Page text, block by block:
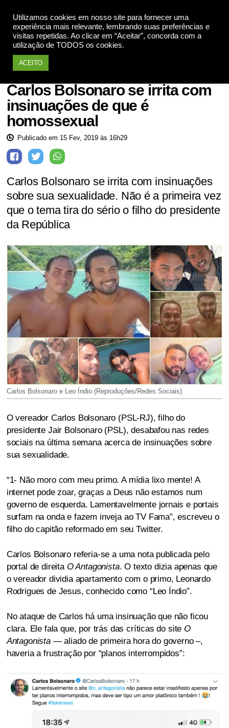
Utilizamos cookies em nosso site para fornecer uma
experiência mais relevante, lembrando suas preferências e
visitas repetidas. Ao clicar em “Aceitar”, concorda com a
utilização de TODOS os cookies.
ACEITO
Homofobia
Carlos Bolsonaro se irrita com
insinuações de que é
homossexual
Publicado em 15 Fev, 2019 às 16h29
Carlos Bolsonaro se irrita com insinuações
sobre sua sexualidade. Não é a primeira vez
que o tema tira do sério o filho do presidente
da República
Carlos Bolsonaro e Leo Índio (Reproduções/Redes Sociais)
O vereador Carlos Bolsonaro (PSL-RJ), filho do
presidente Jair Bolsonaro (PSL), desabafou nas redes
sociais na última semana acerca de insinuações sobre
sua sexualidade.
“1- Não moro com meu primo. A mídia lixo mente! A
internet pode zoar, graças a Deus não estamos num
governo de esquerda. Lamentavelmente jornais e portais
surfam na onda e fazem inveja ao TV Fama”, escreveu o
filho do capitão reformado em seu Twitter.
Carlos Bolsonaro referia-se a uma nota publicada pelo
portal de direita O Antagonista. O texto dizia apenas que
o vereador dividia apartamento com o primo, Leonardo
Rodrigues de Jesus, conhecido como “Leo Índio”.
No ataque de Carlos há uma insinuação que não ficou
clara. Ele fala que, por trás das críticas do site O
Antagonista— aliado de primeira hora do governo –,
haveria a frustração por “planos interrompidos”: